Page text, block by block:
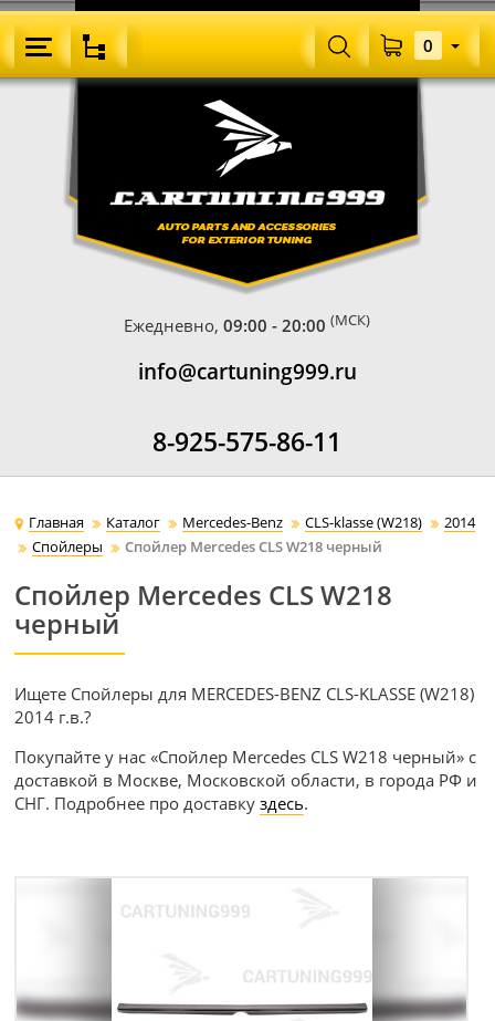
Ежедневно,09:00 - 20:00 (МСК)
info@cartuning999.ru
8-925-575-86-11
0
Главная Каталог Mercedes-Benz CLS-klasse (W218)
2014
Спойлеры
Спойлер Mercedes CLS W218 черный
Спойлер Mercedes CLS W218
черный
Ищете Спойлеры для MERCEDES-BENZ CLS-KLASSE (W218)
2014 г.в.?
Покупайте у нас «Спойлер Mercedes CLS W218 черный» с
доставкой в Москве, Московской области, в города РФ и
СНГ. Подробнее про доставкуздесь.